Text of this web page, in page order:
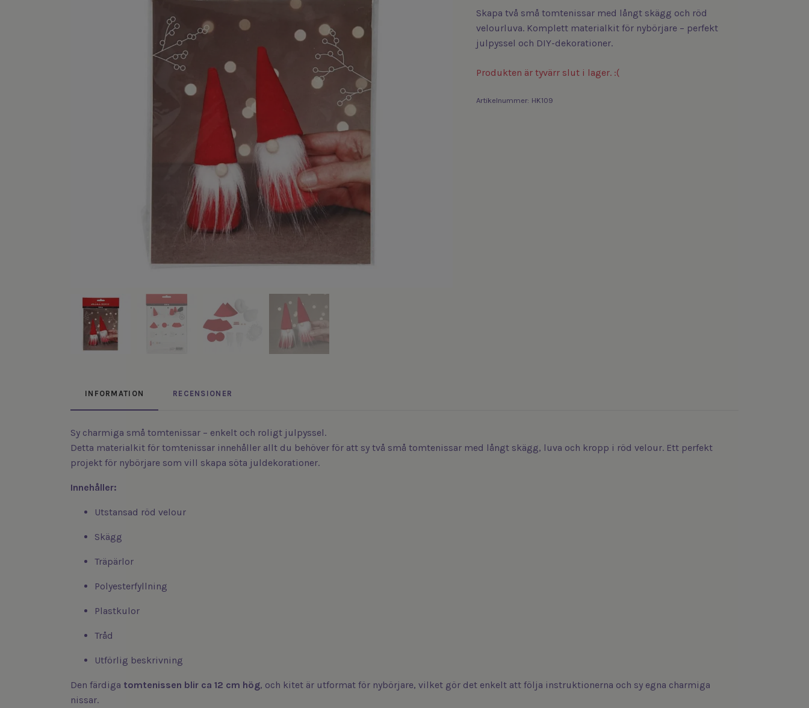
Skapa två små tomtenissar med långt skägg och röd
velourluva. Komplett materialkit för nybörjare – perfekt
julpyssel och DIY-dekorationer.
Produkten är tyvärr slut i lager. :(
Artikelnummer: HK109
INFORMATION RECENSIONER
Sy charmiga små tomtenissar – enkelt och roligt julpyssel.
Detta materialkit för tomtenissar innehåller allt du behöver för att sy två små tomtenissar med långt skägg, luva och kropp i röd velour. Ett perfekt
projekt för nybörjare som vill skapa söta juldekorationer.
Innehåller:
Utstansad röd velour
Skägg
Träpärlor
Polyesterfyllning
Plastkulor
Tråd
Utförlig beskrivning
Den färdiga tomtenissen blir ca 12 cm hög, och kitet är utformat för nybörjare, vilket gör det enkelt att följa instruktionerna och sy egna charmiga
nissar.